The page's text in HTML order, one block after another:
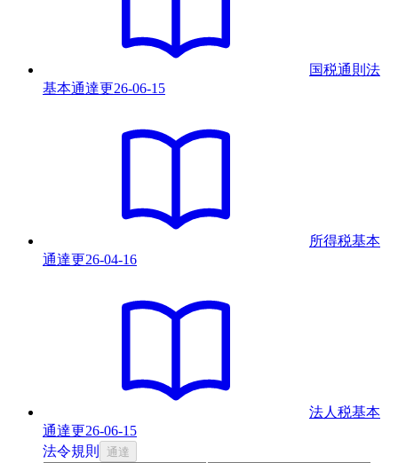
国税通則法
基本通達更26-06-15
所得税基本
通達更26-04-16
法人税基本
通達更26-06-15
法令規則 通達